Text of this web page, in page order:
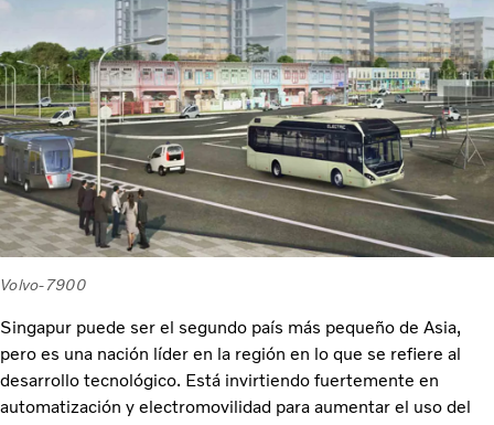
Volvo-7900
Singapur puede ser el segundo país más pequeño de Asia,
pero es una nación líder en la región en lo que se refiere al
desarrollo tecnológico. Está invirtiendo fuertemente en
automatización y electromovilidad para aumentar el uso del